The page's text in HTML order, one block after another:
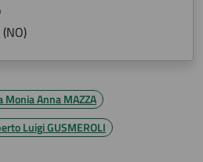
Monia Anna MAZZA
Luigi GUSMEROLI